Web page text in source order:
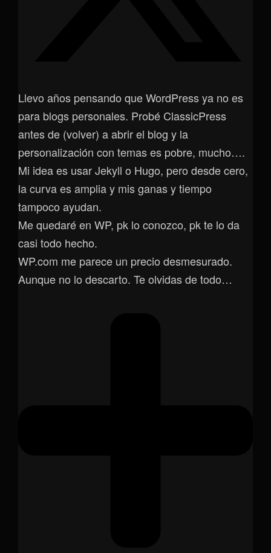
Llevo años pensando que WordPress ya no es
para blogs personales. Probé ClassicPress
antes de (volver) a abrir el blog y la
personalización con temas es pobre, mucho….
Mi idea es usar Jekyll o Hugo, pero desde cero,
la curva es amplia y mis ganas y tiempo
tampoco ayudan.
Me quedaré en WP, pk lo conozco, pk te lo da
casi todo hecho.
WP.com me parece un precio desmesurado.
Aunque no lo descarto. Te olvidas de todo…